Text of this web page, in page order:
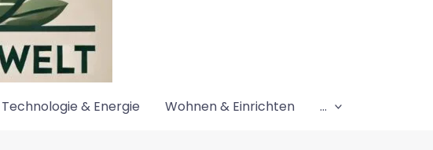
Technologie & Energie Wohnen & Einrichten …